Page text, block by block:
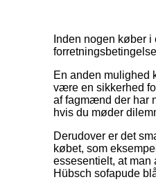
Inden nogen køber
En anden mulighed
være en sikkerhed
af fagmænd der har
hvis du møder
Derudover er det
købet, som
essesentielt, at man
Hübsch sofapude